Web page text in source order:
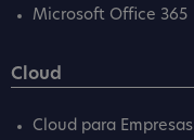
Microsoft Office 365
Cloud
Cloud para Empresas